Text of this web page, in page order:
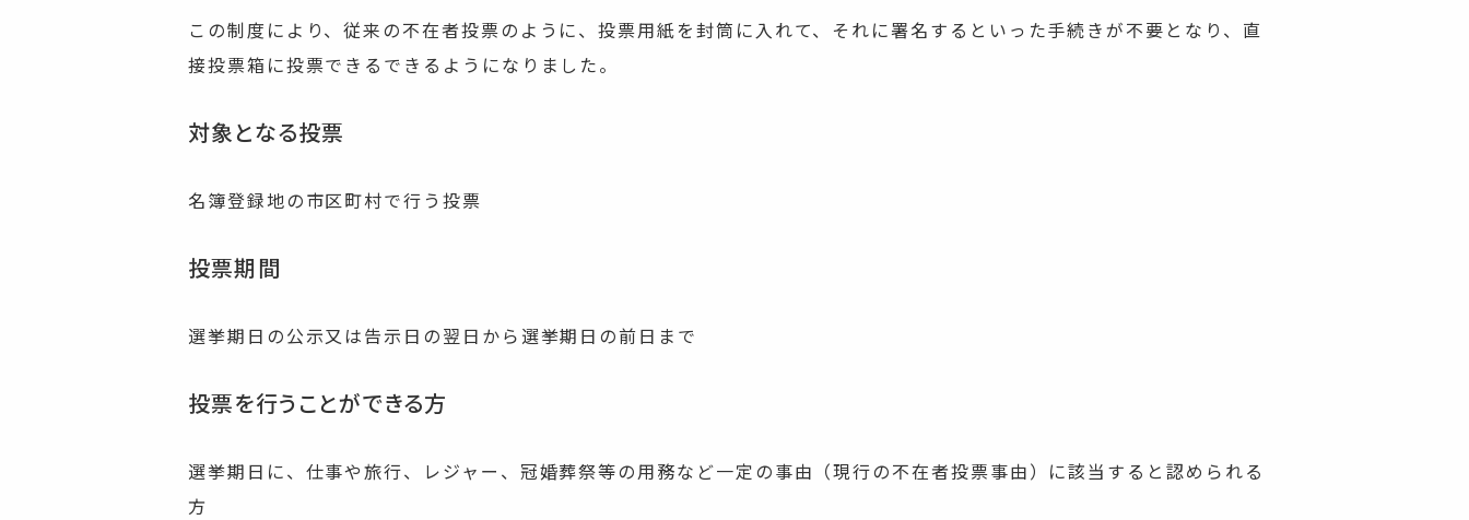
この制度により、従来の不在者投票のように、投票用紙を封筒に入れて、それに署名するといった手続きが不要となり、直
接投票箱に投票できるできるようになりました。
対象となる投票
名簿登録地の市区町村で行う投票
投票期間
選挙期日の公示又は告示日の翌日から選挙期日の前日まで
投票を行うことができる方
選挙期日に、仕事や旅行、レジャー、冠婚葬祭等の用務など一定の事由（現行の不在者投票事由）に該当すると認められる
方